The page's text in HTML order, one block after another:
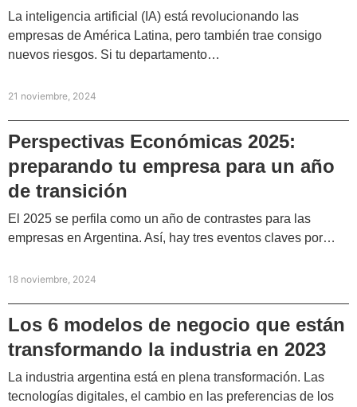
La inteligencia artificial (IA) está revolucionando las
empresas de América Latina, pero también trae consigo
nuevos riesgos. Si tu departamento…
21 noviembre, 2024
Perspectivas Económicas 2025:
preparando tu empresa para un año
de transición
El 2025 se perfila como un año de contrastes para las
empresas en Argentina. Así, hay tres eventos claves por…
18 noviembre, 2024
Los 6 modelos de negocio que están
transformando la industria en 2023
La industria argentina está en plena transformación. Las
tecnologías digitales, el cambio en las preferencias de los